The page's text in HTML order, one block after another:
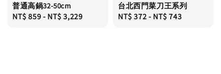
普通高鍋32-50cm
Regular
NT$ 859- NT$ 3,229
台北西門菜刀王系列
Regular
NT$ 372- NT$ 743